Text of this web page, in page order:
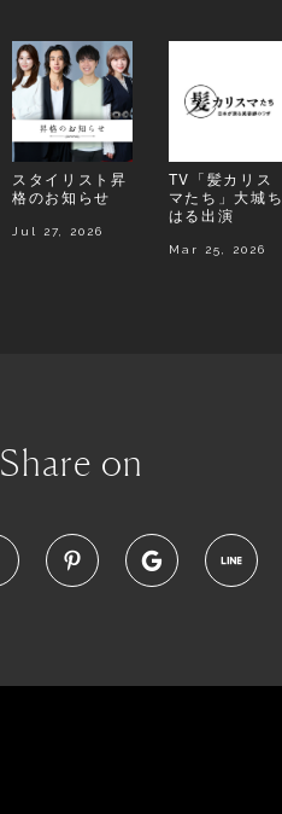
スタイリスト昇
格のお知らせ
Jul 27, 2026
TV「髪カリス
マたち」大城ち
はる出演
Mar 25, 2026
Share on